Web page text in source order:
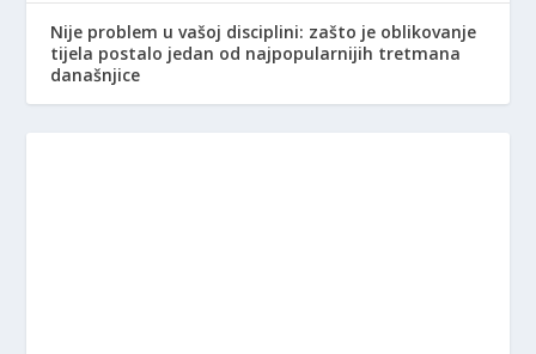
Nije problem u vašoj disciplini: zašto je oblikovanje
tijela postalo jedan od najpopularnijih tretmana
današnjice